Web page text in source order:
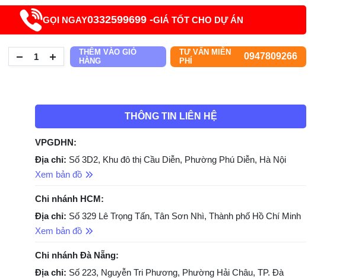
GỌI NGAY0332599699 -GIÁ TỐT CHO DỰ ÁN
THÊM VÀO GIỎ
HÀNG
TƯ VẤN MIỄN
PHÍ
0947809266
THÔNG TIN LIÊN HỆ
VPGDHN:
Địa chỉ: Số 3D2, Khu đô thị Cầu Diễn, Phường Phú Diễn, Hà Nội
Xem bản đồ
Chi nhánh HCM:
Địa chỉ: Số 329 Lê Trọng Tấn, Tân Sơn Nhì, Thành phố Hồ Chí Minh
Xem bản đồ
Chi nhánh Đà Nẵng:
Địa chỉ: Số 223, Nguyễn Tri Phương, Phường Hải Châu, TP. Đà